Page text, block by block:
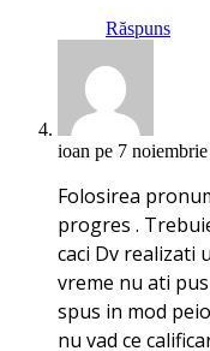
Răspuns
ioan pe 7
Folosirea
progres .
caci Dv realizati
vreme nu ati
spus in mod
nu vad ce